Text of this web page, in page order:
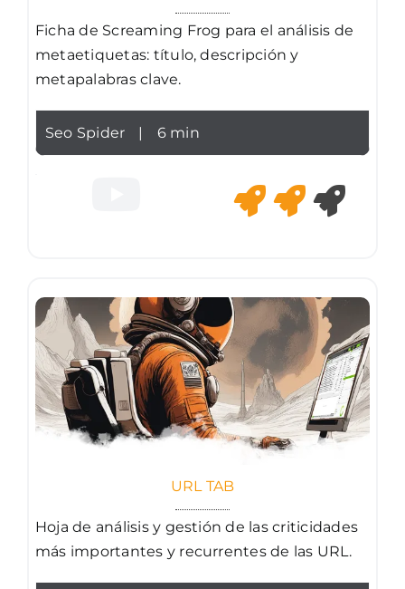
Ficha de Screaming Frog para el análisis de
metaetiquetas: título, descripción y
metapalabras clave.
Seo Spider 6 min
URL TAB
Hoja de análisis y gestión de las criticidades
más importantes y recurrentes de las URL.